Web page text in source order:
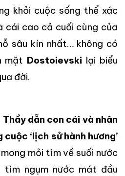
khỏi cuộc sống thể xác
cái cao cả cuối cùng của
sâu kín nhất… không có
mặt Dostoievski lại biểu
đời.
dẫn con cái và nhân
‘lịch sử hành hương’
mong mỏi tìm về suối nước
tìm ngụm nước mát đầu